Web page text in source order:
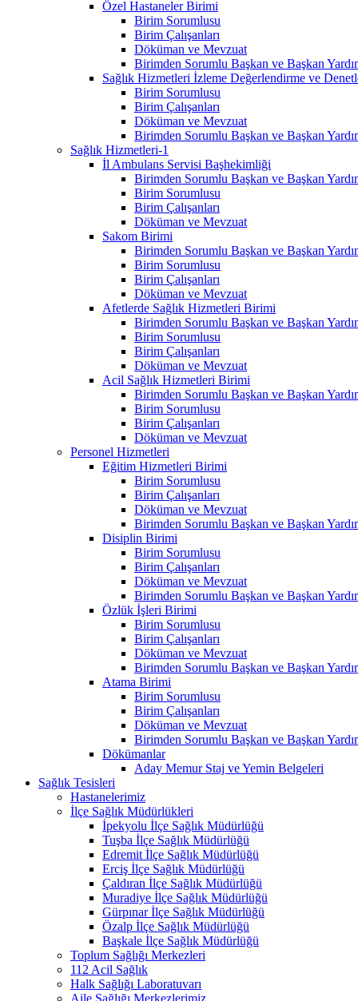
Özel Hastaneler Birimi
Birim Sorumlusu
Birim Çalışanları
Döküman ve Mevzuat
Birimden Sorumlu Başkan ve Başkan
Sağlık Hizmetleri İzleme Değerlendirme ve
Birim Sorumlusu
Birim Çalışanları
Döküman ve Mevzuat
Birimden Sorumlu Başkan ve Başkan
Sağlık Hizmetleri-1
İl Ambulans Servisi Başhekimliği
Birimden Sorumlu Başkan ve Başkan
Birim Sorumlusu
Birim Çalışanları
Döküman ve Mevzuat
Sakom Birimi
Birimden Sorumlu Başkan ve Başkan
Birim Sorumlusu
Birim Çalışanları
Döküman ve Mevzuat
Afetlerde Sağlık Hizmetleri Birimi
Birimden Sorumlu Başkan ve Başkan
Birim Sorumlusu
Birim Çalışanları
Döküman ve Mevzuat
Acil Sağlık Hizmetleri Birimi
Birimden Sorumlu Başkan ve Başkan
Birim Sorumlusu
Birim Çalışanları
Döküman ve Mevzuat
Personel Hizmetleri
Eğitim Hizmetleri Birimi
Birim Sorumlusu
Birim Çalışanları
Döküman ve Mevzuat
Birimden Sorumlu Başkan ve Başkan
Disiplin Birimi
Birim Sorumlusu
Birim Çalışanları
Döküman ve Mevzuat
Birimden Sorumlu Başkan ve Başkan
Özlük İşleri Birimi
Birim Sorumlusu
Birim Çalışanları
Döküman ve Mevzuat
Birimden Sorumlu Başkan ve Başkan
Atama Birimi
Birim Sorumlusu
Birim Çalışanları
Döküman ve Mevzuat
Birimden Sorumlu Başkan ve Başkan
Dökümanlar
Aday Memur Staj ve Yemin Belgeleri
Sağlık Tesisleri
Hastanelerimiz
İlçe Sağlık Müdürlükleri
İpekyolu İlçe Sağlık Müdürlüğü
Tuşba İlçe Sağlık Müdürlüğü
Edremit İlçe Sağlık Müdürlüğü
Erciş İlçe Sağlık Müdürlüğü
Çaldıran İlçe Sağlık Müdürlüğü
Muradiye İlçe Sağlık Müdürlüğü
Gürpınar İlçe Sağlık Müdürlüğü
Özalp İlçe Sağlık Müdürlüğü
Başkale İlçe Sağlık Müdürlüğü
Toplum Sağlığı Merkezleri
112 Acil Sağlık
Halk Sağlığı Laboratuvarı
Aile Sağlığı Merkezlerimiz